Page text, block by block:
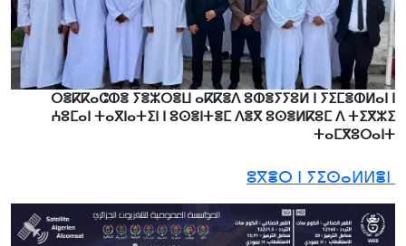
ⵔⴻⴽⴽⴰⵛⵀⴻ ⵢⴻⵣⵔⴻⵡ ⴰⴽⴽⴻⴷ ⵓⵀⴻⵢⵢⵓⵍ ⵏ ⵢⵉⵎⴻⵀⵍⴰⵏ ⵏ
ⵄⵓⵎⴰⵏ ⵜⴰⴳⵏⴰⵜⵉⵏ ⵏ ⵓⵙⴻⵏⵜⴻⵎ ⴷⴻⴳ ⵓⵙⴻⵍⴽⵓⵎ ⴷ ⵜⵉⴳⵣⵉ
ⵜⴰⵎⴳⵓⵔⴰⵏⵜ